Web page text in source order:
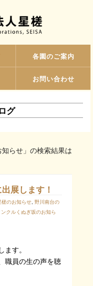
各園のご案内
お問い合わせ
グ
らせ」の検索結果は
展します！
のお知らせ, 野川南台の
ンクルくぬぎ坂のお知ら
す。
職員の生の声を聴